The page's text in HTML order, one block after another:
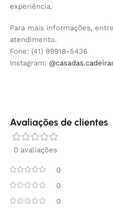
experiência.
Para mais informações,
atendimento.
Fone: (41) 99918-5436
Instagram:
Avaliações de clientes
0 avaliações
0
0
0